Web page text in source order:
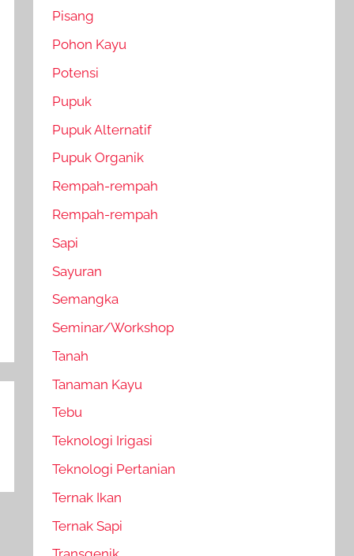
Pisang
Pohon Kayu
Potensi
Pupuk
Pupuk Alternatif
Pupuk Organik
Rempah-rempah
Rempah-rempah
Sapi
Sayuran
Semangka
Seminar/Workshop
Tanah
Tanaman Kayu
Tebu
Teknologi Irigasi
Teknologi Pertanian
Ternak Ikan
Ternak Sapi